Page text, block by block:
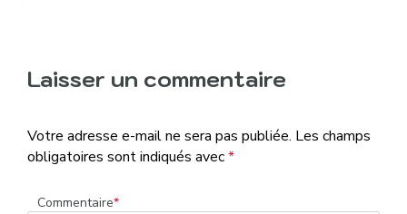
Laisser un commentaire
Votre adresse e-mail ne sera pas publiée. Les champs
obligatoires sont indiqués avec*
Commentaire*